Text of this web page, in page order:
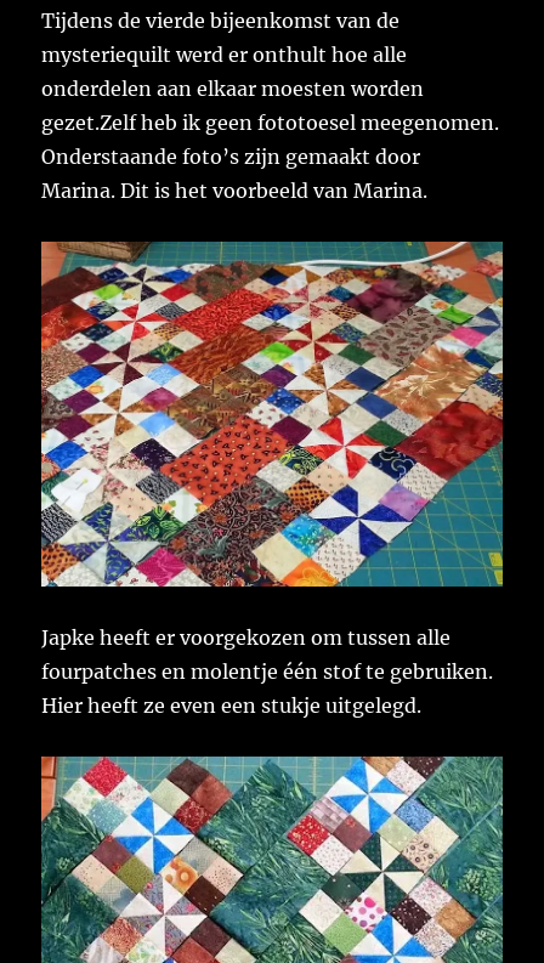
Tijdens de vierde bijeenkomst van de
mysteriequilt werd er onthult hoe alle
onderdelen aan elkaar moesten worden
gezet.Zelf heb ik geen fototoesel meegenomen.
Onderstaande foto’s zijn gemaakt door
Marina. Dit is het voorbeeld van Marina.
Japke heeft er voorgekozen om tussen alle
fourpatches en molentje één stof te gebruiken.
Hier heeft ze even een stukje uitgelegd.